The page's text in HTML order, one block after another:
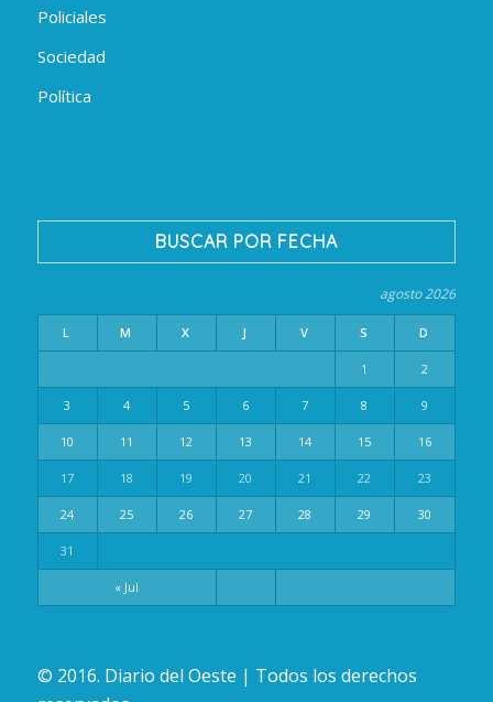
Policiales
Sociedad
Política
BUSCAR POR FECHA
agosto 2026
L M X J V S D
« Jul
1 2
3 4 5 6 7 8 9
10 11 12 13 14 15 16
17 18 19 20 21 22 23
24 25 26 27 28 29 30
31
© 2016. Diario del Oeste | Todos los derechos